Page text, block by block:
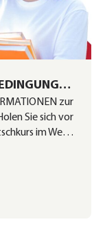
2022
zur
Sie sich vor
im We…